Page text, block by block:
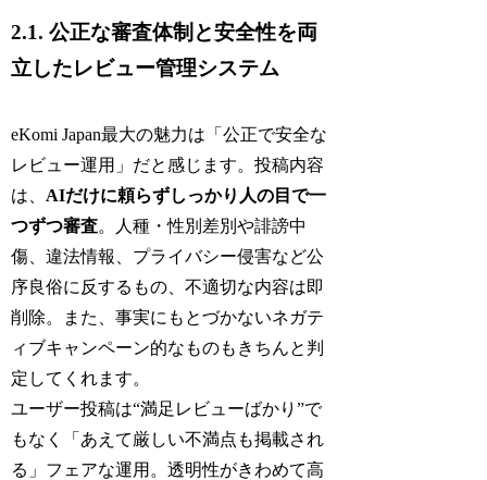
2.1. 公正な審査体制と安全性を両
立したレビュー管理システム
eKomi Japan最大の魅力は「公正で安全な
レビュー運用」だと感じます。投稿内容
は、 AIだけに頼らずしっかり人の目で一
つずつ審査。人種・性別差別や誹謗中
傷、違法情報、プライバシー侵害など公
序良俗に反するもの、不適切な内容は即
削除。また、事実にもとづかないネガテ
ィブキャンペーン的なものもきちんと判
定してくれます。
ユーザー投稿は“満足レビューばかり”で
もなく「あえて厳しい不満点も掲載され
る」フェアな運用。透明性がきわめて高